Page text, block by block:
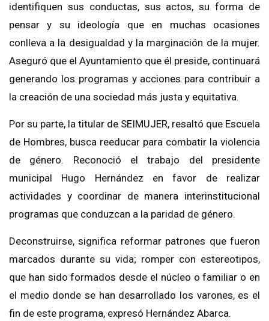
identifiquen sus conductas, sus actos, su forma de
pensar y su ideología que en muchas ocasiones
conlleva a la desigualdad y la marginación de la mujer.
Aseguró que el Ayuntamiento que él preside, continuará
generando los programas y acciones para contribuir a
la creación de una sociedad más justa y equitativa.
Por su parte, la titular de SEIMUJER, resaltó que Escuela
de Hombres, busca reeducar para combatir la violencia
de género. Reconoció el trabajo del presidente
municipal Hugo Hernández en favor de realizar
actividades y coordinar de manera interinstitucional
programas que conduzcan a la paridad de género.
Deconstruirse, significa reformar patrones que fueron
marcados durante su vida; romper con estereotipos,
que han sido formados desde el núcleo o familiar o en
el medio donde se han desarrollado los varones, es el
fin de este programa, expresó Hernández Abarca.